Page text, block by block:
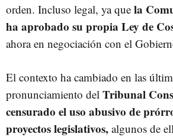
orden. Incluso legal, ya que la
ha aprobado su propia Ley de
ahora en negociación con el
El contexto ha cambiado en las
pronunciamiento del Tribunal
censurado el uso abusivo de
proyectos legislativos, algunos de